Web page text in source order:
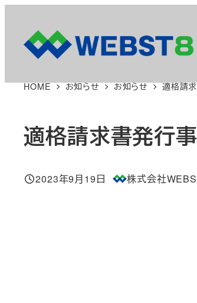
HOME お知らせ お知らせ 適格請
適格請求書発行
投稿日
2023年9月19日
著
株式会社